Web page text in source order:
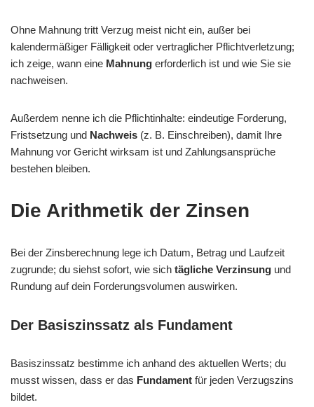
Ohne Mahnung tritt Verzug meist nicht ein, außer bei
kalendermäßiger Fälligkeit oder vertraglicher Pflichtverletzung;
ich zeige, wann eine Mahnung erforderlich ist und wie Sie sie
nachweisen.
Außerdem nenne ich die Pflichtinhalte: eindeutige Forderung,
Fristsetzung und Nachweis (z. B. Einschreiben), damit Ihre
Mahnung vor Gericht wirksam ist und Zahlungsansprüche
bestehen bleiben.
Die Arithmetik der Zinsen
Bei der Zinsberechnung lege ich Datum, Betrag und Laufzeit
zugrunde; du siehst sofort, wie sich tägliche Verzinsung und
Rundung auf dein Forderungsvolumen auswirken.
Der Basiszinssatz als Fundament
Basiszinssatz bestimme ich anhand des aktuellen Werts; du
musst wissen, dass er das Fundament für jeden Verzugszins
bildet.